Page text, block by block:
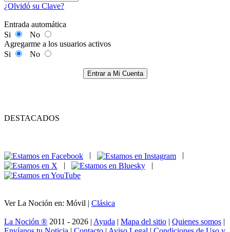
¿Olvidó su Clave?
Entrada automática
Si
No
Agregarme a los usuarios activos
Si
No
Entrar a Mi Cuenta
DESTACADOS
|
|
Ver La Noción en: Móvil | Clásica
La Noción ® 2011 - 2026 | Ayuda | Mapa del sitio | Quienes somos |